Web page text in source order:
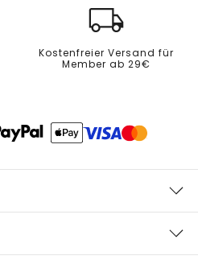
Kostenfreier Versand für
Member ab 29€